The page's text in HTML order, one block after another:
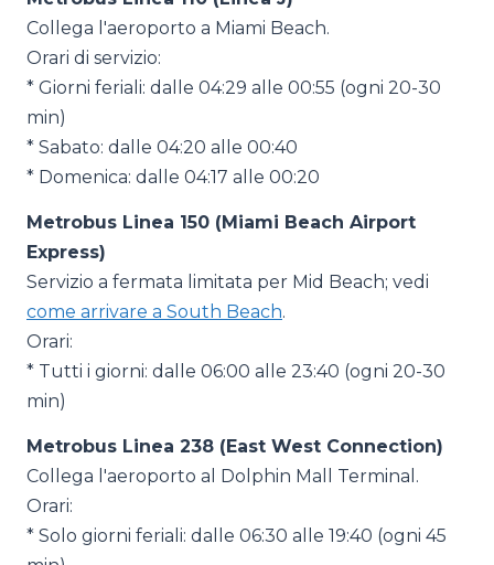
Collega l'aeroporto a Miami Beach.
Orari di servizio:
* Giorni feriali: dalle 04:29 alle 00:55 (ogni 20-30
min)
* Sabato: dalle 04:20 alle 00:40
* Domenica: dalle 04:17 alle 00:20
Metrobus Linea 150 (Miami Beach Airport
Express)
Servizio a fermata limitata per Mid Beach; vedi
come arrivare a South Beach.
Orari:
* Tutti i giorni: dalle 06:00 alle 23:40 (ogni 20-30
min)
Metrobus Linea 238 (East West Connection)
Collega l'aeroporto al Dolphin Mall Terminal.
Orari:
* Solo giorni feriali: dalle 06:30 alle 19:40 (ogni 45